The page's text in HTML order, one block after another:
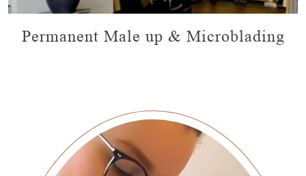
Permanent Male up & Microblading